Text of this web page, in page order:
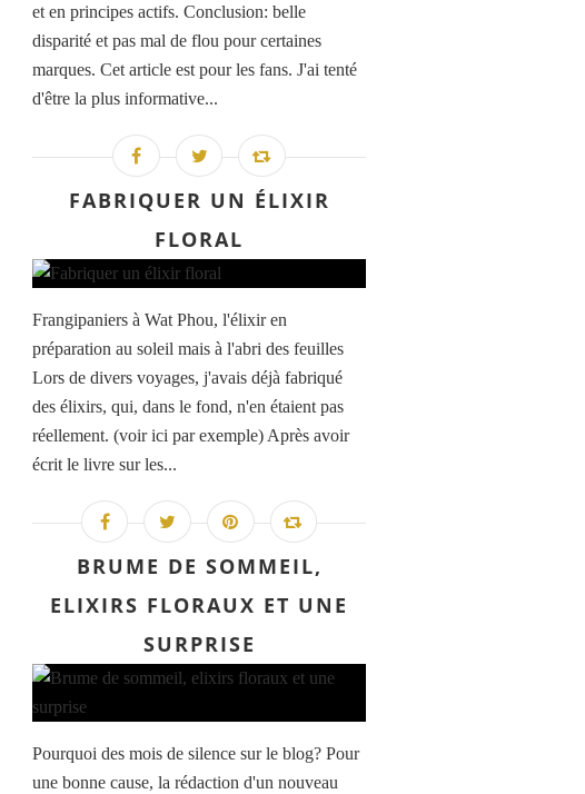
et en principes actifs. Conclusion: belle
disparité et pas mal de flou pour certaines
marques. Cet article est pour les fans. J'ai tenté
d'être la plus informative...
FABRIQUER UN ÉLIXIR
FLORAL
Frangipaniers à Wat Phou, l'élixir en
préparation au soleil mais à l'abri des feuilles
Lors de divers voyages, j'avais déjà fabriqué
des élixirs, qui, dans le fond, n'en étaient pas
réellement. (voir ici par exemple) Après avoir
écrit le livre sur les...
BRUME DE SOMMEIL,
ELIXIRS FLORAUX ET UNE
SURPRISE
Pourquoi des mois de silence sur le blog? Pour
une bonne cause, la rédaction d'un nouveau